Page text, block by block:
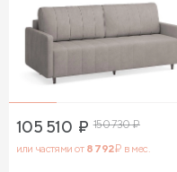
105 510 ₽ 150 730₽
или частями от 8 792₽ в мес.